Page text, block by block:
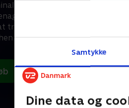
Samtykke
Dine data og
Genoprettelsen af Italiens
der bliver trænet af
tro, at mord, død og fængsel er